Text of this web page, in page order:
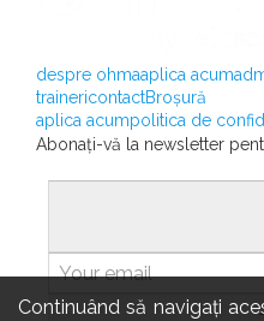
Continuând să navigați
despre ohmaaplica acum
trainericontactBroșură
aplica acumpolitica de
Abonați-vă la newsletter